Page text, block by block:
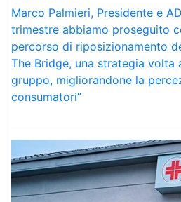
Marco Palmieri, Presidente e
trimestre abbiamo proseguito
percorso di riposizionamento
The Bridge, una strategia
gruppo, migliorandone la
consumatori”